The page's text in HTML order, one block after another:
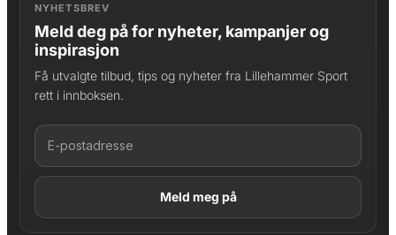
NYHETSBREV
Meld deg på for nyheter, kampanjer og
inspirasjon
Få utvalgte tilbud, tips og nyheter fra Lillehammer Sport
rett i innboksen.
LAGT I HANDLEKURV
Produktet er lagt til